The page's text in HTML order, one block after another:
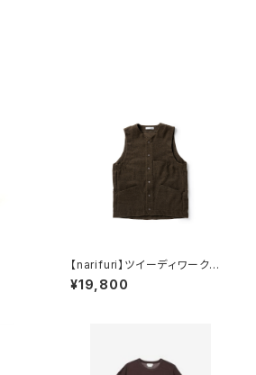
【narifuri】ツイーディワークベ
スト
¥19,800